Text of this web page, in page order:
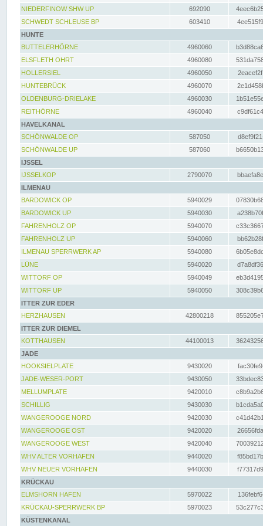
NIEDERFINOW SHW UP
692090
SCHWEDT SCHLEUSE BP
603410
HUNTE
BUTTELERHÖRNE
4960060
ELSFLETH OHRT
4960080
HOLLERSIEL
4960050
HUNTEBRÜCK
4960070
OLDENBURG-DRIELAKE
4960030
REITHÖRNE
4960040
HAVELKANAL
SCHÖNWALDE OP
587050
SCHÖNWALDE UP
587060
IJSSEL
IJSSELKOP
2790070
ILMENAU
BARDOWICK OP
5940029
BARDOWICK UP
5940030
FAHRENHOLZ OP
5940070
FAHRENHOLZ UP
5940060
ILMENAU SPERRWERK AP
5940080
LÜNE
5940020
WITTORF OP
5940049
WITTORF UP
5940050
ITTER ZUR EDER
HERZHAUSEN
42800218
ITTER ZUR DIEMEL
KOTTHAUSEN
44100013
JADE
HOOKSIELPLATE
9430020
JADE-WESER-PORT
9430050
MELLUMPLATE
9420010
SCHILLIG
9430030
WANGEROOGE NORD
9420030
WANGEROOGE OST
9420020
WANGEROOGE WEST
9420040
WHV ALTER VORHAFEN
9440020
WHV NEUER VORHAFEN
9440030
KRÜCKAU
ELMSHORN HAFEN
5970022
KRÜCKAU-SPERRWERK BP
5970023
KÜSTENKANAL